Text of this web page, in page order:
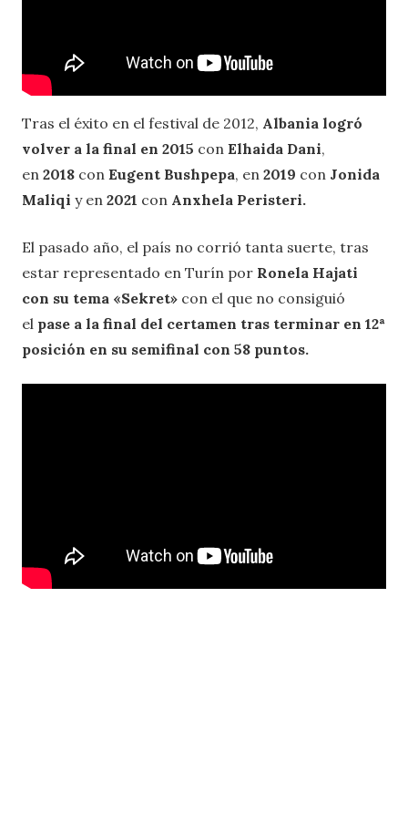
Tras el éxito en el festival de 2012, Albania logró
volver a la final en 2015 con Elhaida Dani,
en 2018 con Eugent Bushpepa, en 2019 con Jonida
Maliqi y en 2021 con Anxhela Peristeri.
El pasado año, el país no corrió tanta suerte, tras
estar representado en Turín por Ronela Hajati
con su tema «Sekret» con el que no consiguió
el pase a la final del certamen tras terminar en 12ª
posición en su semifinal con 58 puntos.